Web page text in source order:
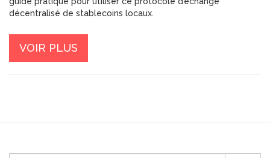
décentralisé de stablecoins locaux.
VOIR PLUS